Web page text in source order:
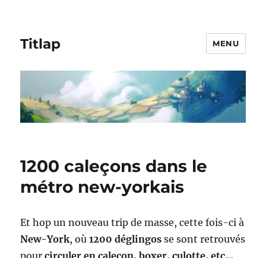
Titlap MENU
1200 caleçons dans le
métro new-yorkais
Et hop un nouveau trip de masse, cette fois-ci à
New-York, où1200 déglingos se sont retrouvés